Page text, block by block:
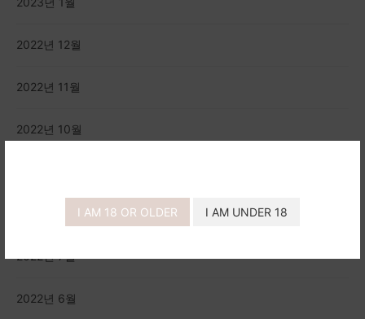
I AM 18 OR OLDER I AM UNDER 18
2022년 12월
2022년 11월
2022년 10월
2022년 7월
2022년 6월